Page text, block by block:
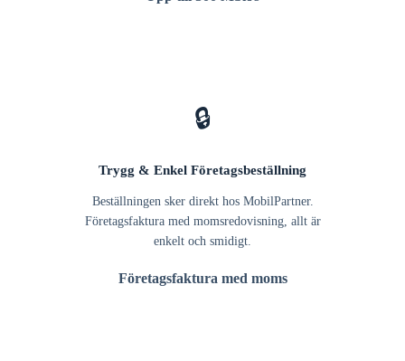
🔒
Trygg & Enkel Företagsbeställning
Beställningen sker direkt hos MobilPartner.
Företagsfaktura med momsredovisning, allt är
enkelt och smidigt.
Företagsfaktura med moms